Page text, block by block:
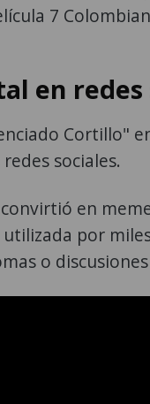
7
en redes
Cortillo"
sociales.
convirtió en
por
o